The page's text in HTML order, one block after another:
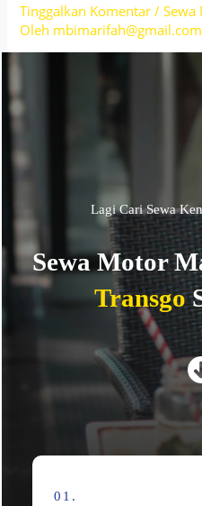
Tinggalkan Komentar /
Oleh mbimarifah@gmail.com
Lagi Cari Sewa
Sewa Motor
Transgo
01.